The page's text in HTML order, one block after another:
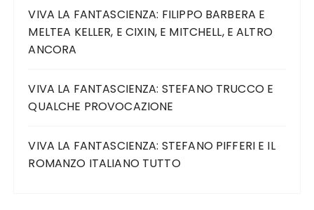
VIVA LA FANTASCIENZA: FILIPPO BARBERA E
MELTEA KELLER, E CIXIN, E MITCHELL, E ALTRO
ANCORA
VIVA LA FANTASCIENZA: STEFANO TRUCCO E
QUALCHE PROVOCAZIONE
VIVA LA FANTASCIENZA: STEFANO PIFFERI E IL
ROMANZO ITALIANO TUTTO